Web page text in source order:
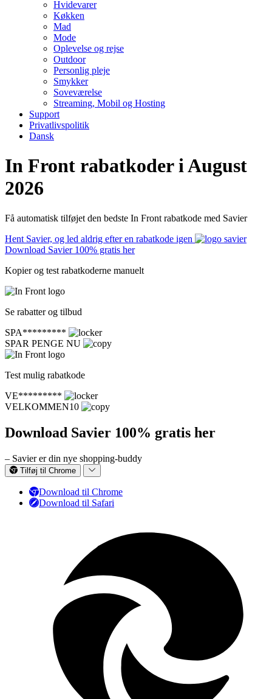
Hvidevarer
Køkken
Mad
Mode
Oplevelse og rejse
Outdoor
Personlig pleje
Smykker
Soveværelse
Streaming, Mobil og Hosting
Support
Privatlivspolitik
Dansk
In Front rabatkoder i August
2026
Få automatisk tilføjet den bedste In Front rabatkode med Savier
Hent Savier, og led aldrig efter en rabatkode igen
Download Savier 100% gratis her
Kopier og test rabatkoderne manuelt
Se rabatter og tilbud
SPA*********
SPAR PENGE NU
Test mulig rabatkode
VE*********
VELKOMMEN10
Download Savier 100% gratis her
– Savier er din nye shopping-buddy
Tilføj til Chrome
Download til Chrome
Download til Safari